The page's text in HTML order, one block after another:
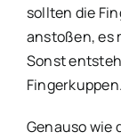
sollten die
anstoßen, es
Sonst
Fingerkuppen.
Genauso wie